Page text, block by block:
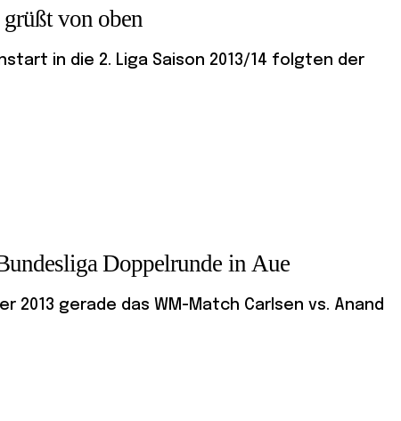
von oben
in die 2. Liga Saison 2013/14 folgten der
Doppelrunde in Aue
2013 gerade das WM-Match Carlsen vs. Anand